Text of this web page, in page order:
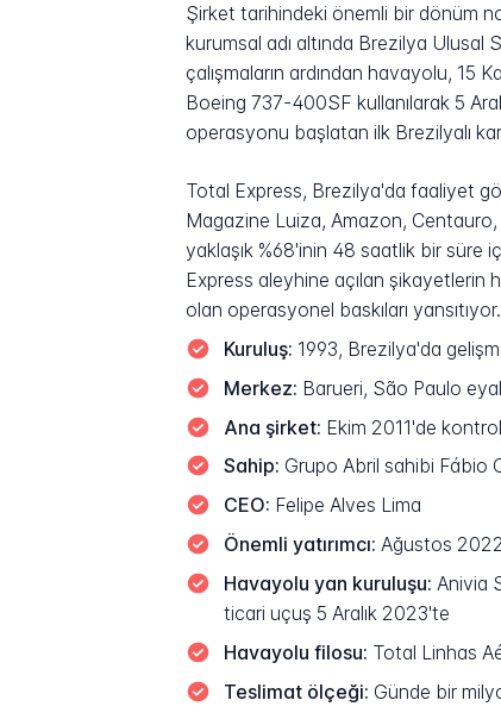
Şirket tarihindeki önemli bir dönüm
kurumsal adı altında Brezilya Ulusal
çalışmaların ardından havayolu, 15
Boeing 737-400SF kullanılarak 5
operasyonu başlatan ilk Brezilyalı
Total Express, Brezilya'da faaliyet
Magazine Luiza, Amazon,
yaklaşık %68'inin 48 saatlik bir süre
Express aleyhine açılan şikayetlerin
olan operasyonel baskıları yansıtıyor.
Kuruluş: 1993, Brezilya'da
Merkez: Barueri, São Paulo
Ana şirket: Ekim 2011'de
Sahip: Grupo Abril sahibi Fábio
CEO: Felipe Alves Lima
Önemli yatırımcı: Ağustos
Havayolu yan kuruluşu: Anivia
ticari uçuş 5 Aralık 2023'te
Havayolu filosu: Total Linhas
Teslimat ölçeği: Günde bir